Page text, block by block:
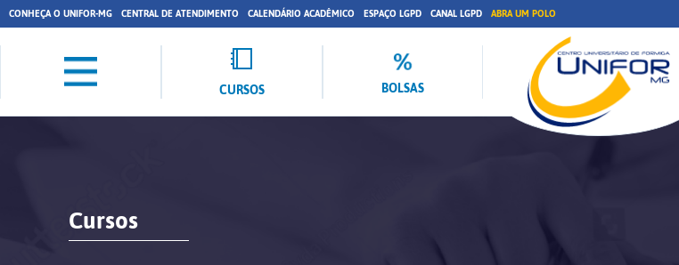
CONHEÇA O UNIFOR-MG CENTRAL DE ATENDIMENTO CALENDÁRIO ACADÊMICO ESPAÇO LGPD CANAL LGPD ABRA UM POLO
CURSOS BOLSAS
Cursos